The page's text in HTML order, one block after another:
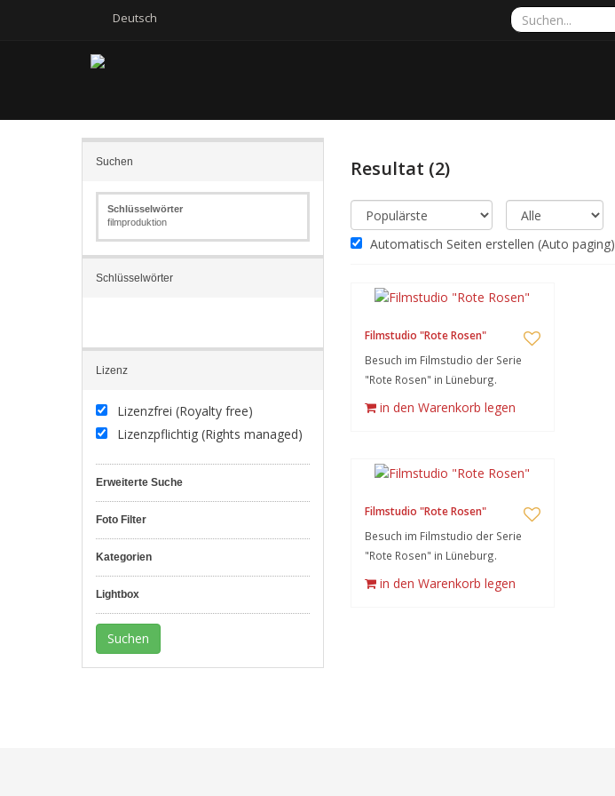
Deutsch
Suchen
Schlüsselwörter
filmproduktion
Schlüsselwörter
Lizenz
Lizenzfrei (Royalty free)
Lizenzpflichtig (Rights managed)
Erweiterte Suche
Foto Filter
Kategorien
Lightbox
Resultat (2)
Automatisch Seiten erstellen (Auto paging)
Filmstudio "Rote Rosen"
Besuch im Filmstudio der Serie
"Rote Rosen" in Lüneburg.
in den Warenkorb legen
Filmstudio "Rote Rosen"
Besuch im Filmstudio der Serie
"Rote Rosen" in Lüneburg.
in den Warenkorb legen